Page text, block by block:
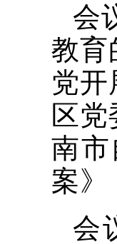
会
教育
党开
区
南
案》
会